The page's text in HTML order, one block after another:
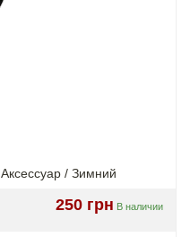
Аксессуар / Зимний
250 грн В наличии